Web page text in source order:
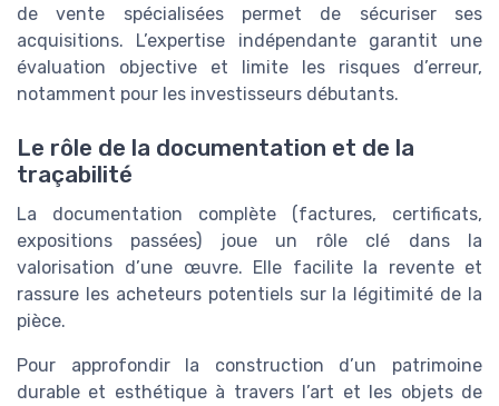
de vente spécialisées permet de sécuriser ses
acquisitions. L’expertise indépendante garantit une
évaluation objective et limite les risques d’erreur,
notamment pour les investisseurs débutants.
Le rôle de la documentation et de la
traçabilité
La documentation complète (factures, certificats,
expositions passées) joue un rôle clé dans la
valorisation d’une œuvre. Elle facilite la revente et
rassure les acheteurs potentiels sur la légitimité de la
pièce.
Pour approfondir la construction d’un patrimoine
durable et esthétique à travers l’art et les objets de